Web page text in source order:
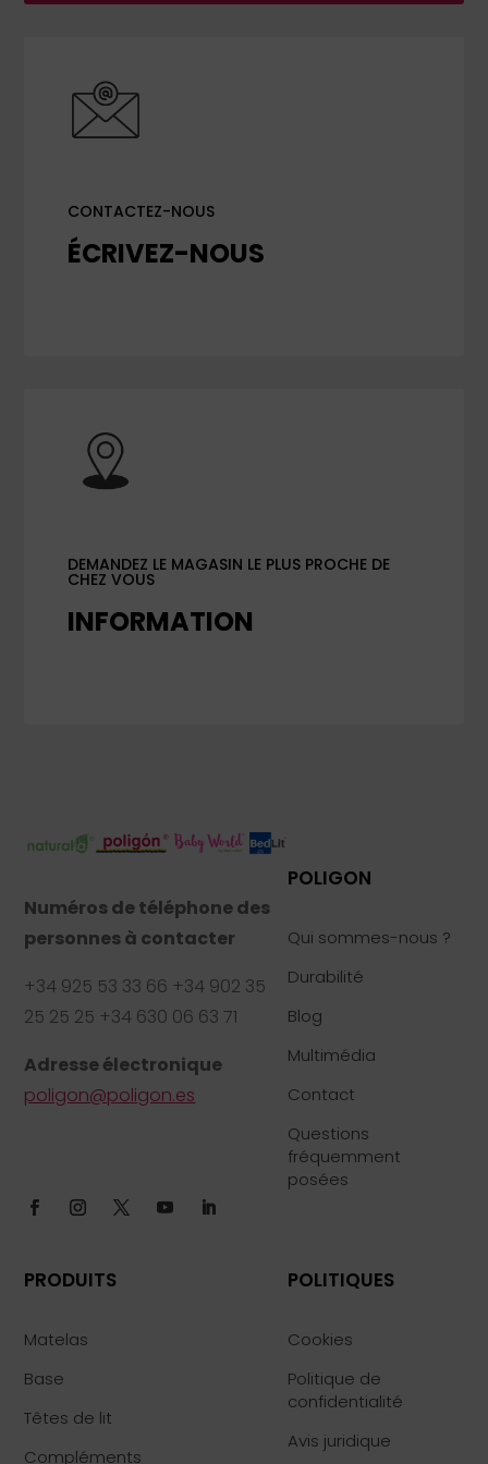
CONTACTEZ-NOUS
ÉCRIVEZ-NOUS
DEMANDEZ LE MAGASIN LE PLUS PROCHE DE
CHEZ VOUS
INFORMATION
Numéros de téléphone des
personnes à contacter
+34 925 53 33 66 +34 902 35
25 25 25 +34 630 06 63 71
Adresse électronique
poligon@poligon.es
POLIGON
Qui sommes-nous ?
Durabilité
Blog
Multimédia
Contact
Questions
fréquemment
posées
PRODUITS
Matelas
Base
Têtes de lit
Compléments
POLITIQUES
Cookies
Politique de
confidentialité
Avis juridique